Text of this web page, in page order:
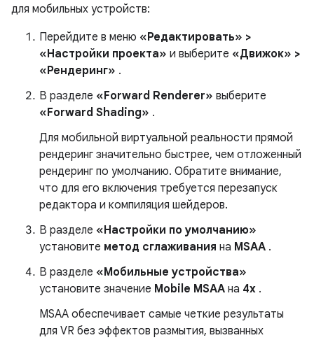
для мобильных устройств:
Перейдите в меню «Редактировать» >
«Настройки проекта» и выберите «Движок» >
«Рендеринг» .
В разделе «Forward Renderer» выберите
«Forward Shading» .
Для мобильной виртуальной реальности прямой
рендеринг значительно быстрее, чем отложенный
рендеринг по умолчанию. Обратите внимание,
что для его включения требуется перезапуск
редактора и компиляция шейдеров.
В разделе «Настройки по умолчанию»
установите метод сглаживания на MSAA .
В разделе «Мобильные устройства»
установите значение Mobile MSAA на 4x .
MSAA обеспечивает самые четкие результаты
для VR без эффектов размытия, вызванных